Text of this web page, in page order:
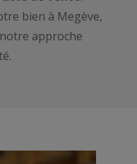
bien à Megève,
approche